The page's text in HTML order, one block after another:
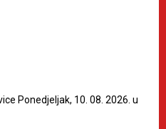
Ponedjeljak, 10. 08. 2026. u